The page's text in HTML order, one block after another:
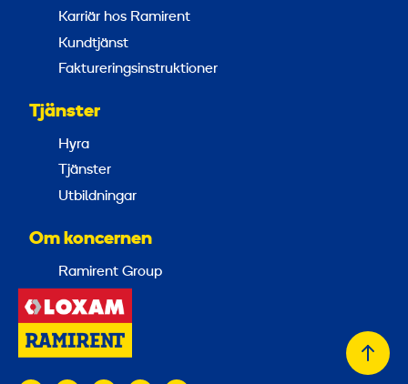
Karriär hos Ramirent
Kundtjänst
Faktureringsinstruktioner
Tjänster
Hyra
Tjänster
Utbildningar
Om koncernen
Ramirent Group